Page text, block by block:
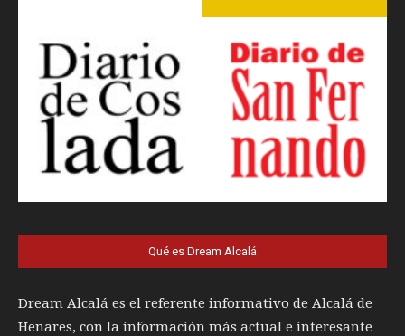
Qué es Dream Alcalá
Dream Alcalá es el referente informativo de Alcalá de
Henares, con la información más actual e interesante